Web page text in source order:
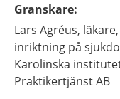
Granskare:
Lars Agréus,
inriktning på
Karolinska
Praktikertjänst AB